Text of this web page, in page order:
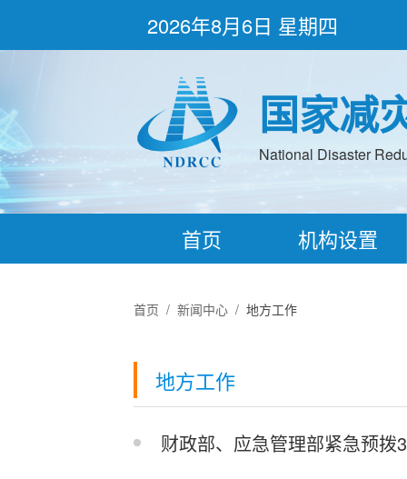
2026年8月6日 星期四
国家减
National Disaster
首页 机构设置
首页 / 新闻中心/ 地方工作
地方工作